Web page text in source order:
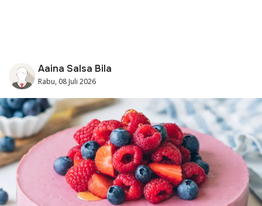
Aaina Salsa Bila
Rabu, 08 Juli 2026